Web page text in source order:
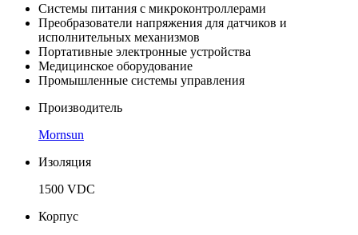
Системы питания с микроконтроллерами
Преобразователи напряжения для датчиков и
исполнительных механизмов
Портативные электронные устройства
Медицинское оборудование
Промышленные системы управления
Производитель
Mornsun
Изоляция
1500 VDC
Корпус